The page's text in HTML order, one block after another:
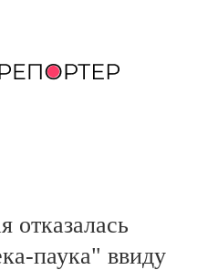
отказалась
паука" ввиду